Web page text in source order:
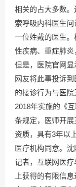
相关的占大多数
索呼吸内科医生
一位姓戴的医生
性疾病、重症肺炎
但是，医院官网
网友将此事投诉
的接诊行为与医
2018年实施的《
条规定，医师开
资质，具有3年以
医疗机构同意。
记者，互联网医
上获得的有限信